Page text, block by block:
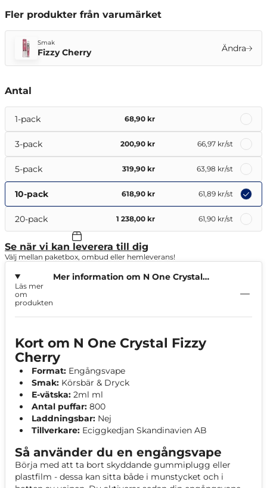
Fler produkter från varumärket
Smak
Fizzy Cherry Ändra
Antal
1-pack 68,90 kr
3-pack 200,90 kr 66,97 kr/st
5-pack 319,90 kr 63,98 kr/st
10-pack 618,90 kr 61,89 kr/st
20-pack 1 238,00 kr 61,90 kr/st
Se när vi kan leverera till dig
Välj mellan paketbox, ombud eller hemleverans!
Mer information om N One Crystal
Läs mer
om
produkten
Kort om N One Crystal Fizzy
Cherry
Format: Engångsvape
Smak: Körsbär & Dryck
E-vätska: 2ml ml
Antal puffar: 800
Laddningsbar: Nej
Tillverkare: Eciggkedjan Skandinavien AB
Så använder du en engångsvape
Börja med att ta bort skyddande gummiplugg eller
plastfilm - dessa kan sitta både i munstycket och i